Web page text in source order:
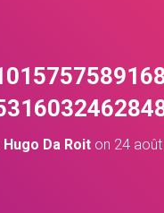
Hugo Da Roit on 24